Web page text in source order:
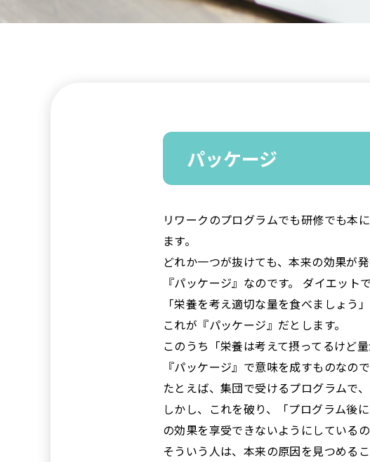
パッケージ
リワークのプログラムでも研修でも本
ます。
どれか一つが抜けても、本来の効果が
『パッケージ』なのです。 ダイエット
「栄養を考え適切な量を食べましょう
これが『パッケージ』だとします。
このうち「栄養は考えて摂ってるけど
『パッケージ』で意味を成すものなの
たとえば、集団で受けるプログラムで
しかし、これを破り、「プログラム後
の効果を享受できないようにしている
そういう人は、本来の原因を見つめる